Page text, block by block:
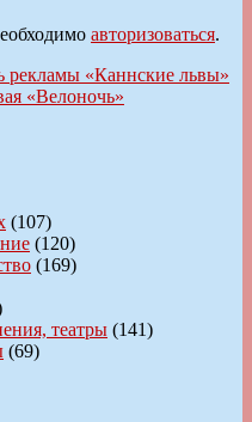
авторизоваться.
рекламы «Каннские львы»
«Велоночь»
(107)
(120)
(169)
театры (141)
(69)